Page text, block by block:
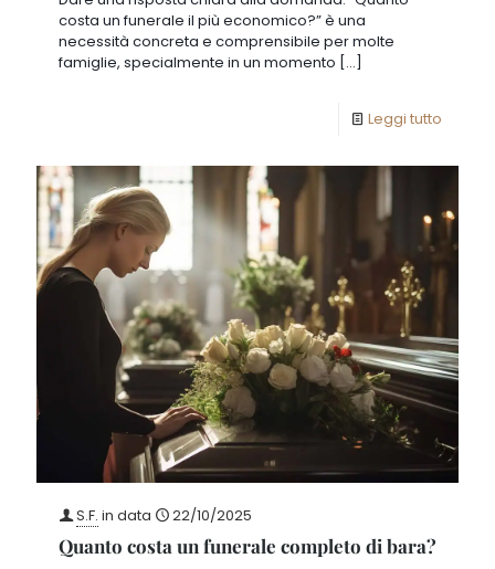
costa un funerale il più economico?” è una
necessità concreta e comprensibile per molte
famiglie, specialmente in un momento […]
Leggi tutto
S.F. in data 22/10/2025
Quanto costa un funerale completo di bara?